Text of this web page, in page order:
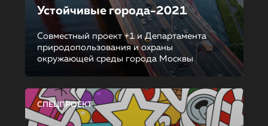
Устойчивые города-2021
Совместный проект +1 и Департамента
природопользования и охраны
окружающей среды города Москвы
СПЕЦПРОЕКТ